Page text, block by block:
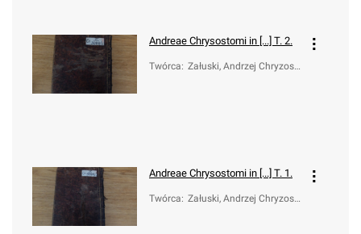
Andreae Chrysostomi in [...] T. 2.
Twórca: Załuski, Andrzej Chryzost
Andreae Chrysostomi in [...] T. 1.
Twórca: Załuski, Andrzej Chryzost